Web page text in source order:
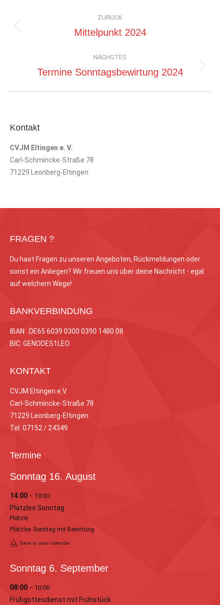
ZURÜCK
Vorheriger
Mittelpunkt 2024
NÄCHSTES
Nächster
Termine Sonntagsbewirtung 2024
Kontakt
CVJM Eltingen e. V.
Carl-Schmincke-Straße 78
71229 Leonberg-Eltingen
FRAGEN ?
Du hast Fragen zu unseren Angeboten, Rückmeldungen oder
sonst ein Anliegen? Wir freuen uns über deine Nachricht - egal
auf welchem Wege!
BANKVERBINDUNG
IBAN : DE65 6039 0300 0390 1480 08
BIC: GENODES1LEO
KONTAKT
CVJM Eltingen e.V.
Carl-Schmincke-Straße 78
71229 Leonberg-Eltingen
Tel: 07152 / 24349
Termine
Sonntag 16. August
14:00 – 19:00
Plätzles Sonntag
Plätzle
Plätzles Sonntag mit Bewirtung
Save to your calendar
Sonntag 6. September
08:00 – 10:00
Frühgottesdienst mit Frühstück